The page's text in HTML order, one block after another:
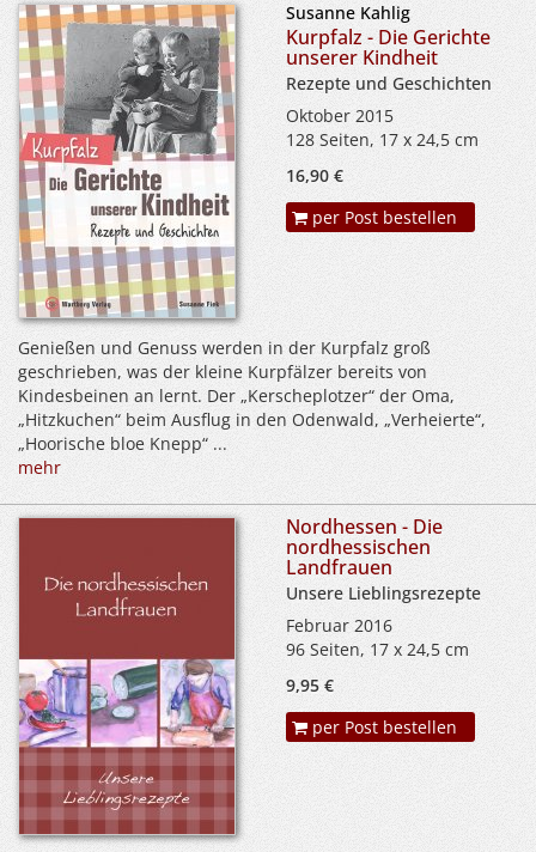
Susanne Kahlig
Kurpfalz - Die Gerichte
unserer Kindheit
Rezepte und Geschichten
Oktober 2015
128 Seiten, 17 x 24,5 cm
16,90 €
per Post bestellen
Genießen und Genuss werden in der Kurpfalz groß
geschrieben, was der kleine Kurpfälzer bereits von
Kindesbeinen an lernt. Der „Kerscheplotzer“ der Oma,
„Hitzkuchen“ beim Ausflug in den Odenwald, „Verheierte“,
„Hoorische bloe Knepp“ ...
mehr
Nordhessen - Die
nordhessischen
Landfrauen
Unsere Lieblingsrezepte
Februar 2016
96 Seiten, 17 x 24,5 cm
9,95 €
per Post bestellen